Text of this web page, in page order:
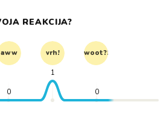
REAKCIJA?
aww vrh! woot?!
0
1
0